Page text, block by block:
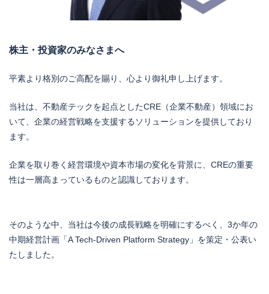
株主・投資家のみなさまへ
平素より格別のご高配を賜り、心より御礼申し上げます。
当社は、不動産テックを起点としたCRE（企業不動産）領域にお
いて、企業の経営戦略を支援するソリューションを提供しており
ます。
企業を取り巻く経営環境や資本市場の変化を背景に、CREの重要
性は一層高まっているものと認識しております。
そのような中、当社は今後の成長戦略を明確にするべく、3か年の
中期経営計画「A Tech-Driven Platform Strategy」を策定・公表い
たしました。